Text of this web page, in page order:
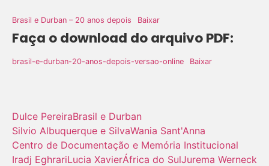
Brasil e Durban – 20 anos depois Baixar
Faça o download do arquivo PDF:
brasil-e-durban-20-anos-depois-versao-online Baixar
Dulce PereiraBrasil e Durban
Silvio Albuquerque e SilvaWania Sant'Anna
Centro de Documentação e Memória Institucional
Iradj EghrariLucia XavierÁfrica do SulJurema Werneck